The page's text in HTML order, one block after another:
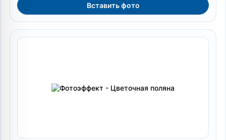
Вставить фото